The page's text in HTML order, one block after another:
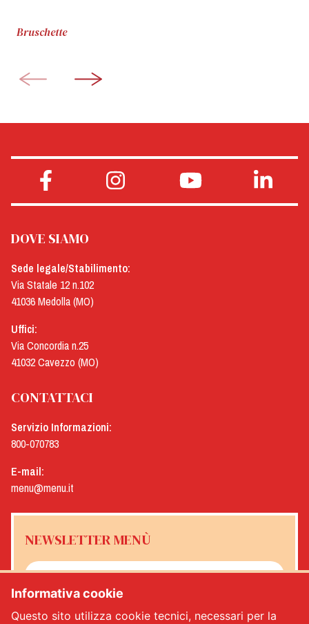
Bruschette
DOVE SIAMO
Sede legale/Stabilimento:
Via Statale 12 n.102
41036 Medolla (MO)
Uffici:
Via Concordia n.25
41032 Cavezzo (MO)
CONTATTACI
Servizio Informazioni:
800-070783
E-mail:
menu@menu.it
NEWSLETTER MENÙ
Informativa cookie
Questo sito utilizza cookie tecnici, necessari per la